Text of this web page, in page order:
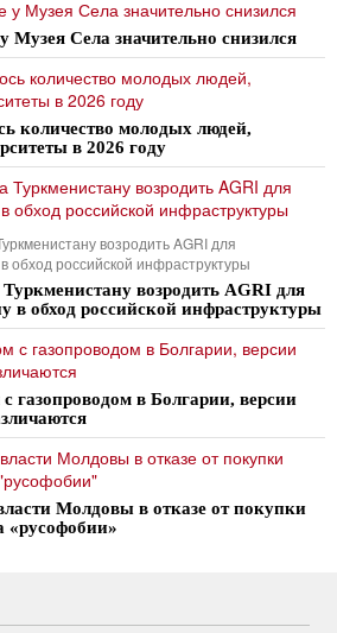
Музея Села значительно снизился
количество молодых людей,
в 2026 году
возродить AGRI для
обход российской инфраструктуры
возродить AGRI для
в обход российской инфраструктуры
газопроводом в Болгарии, версии
Молдовы в отказе от покупки
«русофобии»